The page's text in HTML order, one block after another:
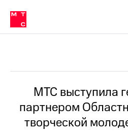
Медиа-центр
и акционерам
Устойчивое развитие
Комплаенс и деловая этика
компании
Карьера
История
компании
Руководство
в МТС
Пресс-
релизы
МТС
о технологиях
МТС выступила
партнером
творческой